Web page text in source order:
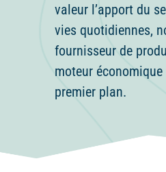
valeur l’apport du
vies quotidiennes,
fournisseur de
moteur économique
premier plan.